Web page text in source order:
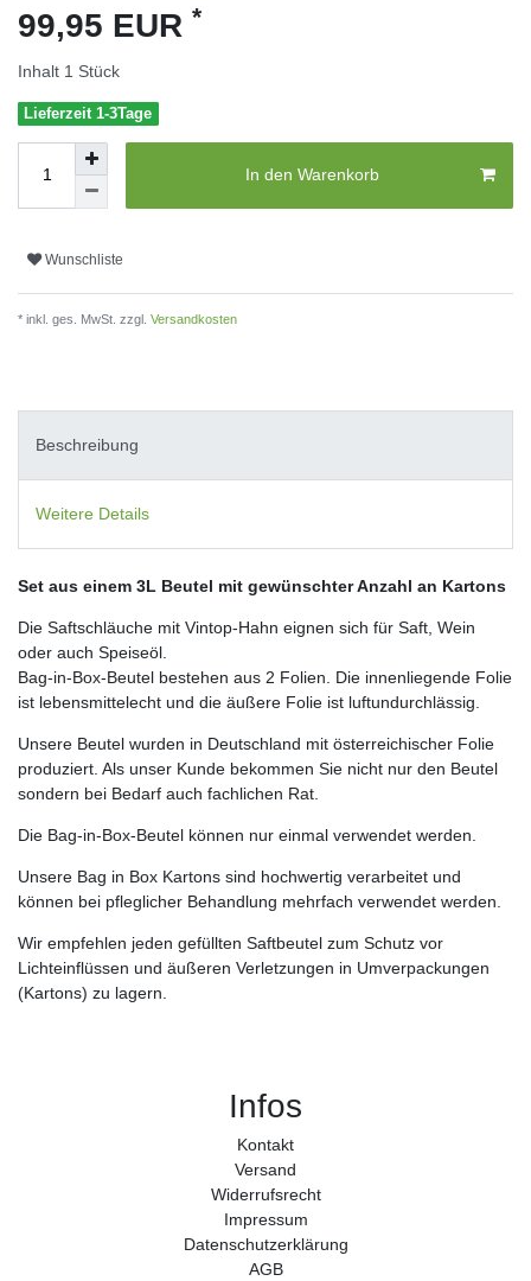
99,95 EUR *
Inhalt 1 Stück
Lieferzeit 1-3Tage
In den Warenkorb
Wunschliste
* inkl. ges. MwSt. zzgl. Versandkosten
Beschreibung
Weitere Details
Set aus einem 3L Beutel mit gewünschter Anzahl an Kartons
Die Saftschläuche mit Vintop-Hahn eignen sich für Saft, Wein
oder auch Speiseöl.
Bag-in-Box-Beutel bestehen aus 2 Folien. Die innenliegende Folie
ist lebensmittelecht und die äußere Folie ist luftundurchlässig.
Unsere Beutel wurden in Deutschland mit österreichischer Folie
produziert. Als unser Kunde bekommen Sie nicht nur den Beutel
sondern bei Bedarf auch fachlichen Rat.
Die Bag-in-Box-Beutel können nur einmal verwendet werden.
Unsere Bag in Box Kartons sind hochwertig verarbeitet und
können bei pfleglicher Behandlung mehrfach verwendet werden.
Wir empfehlen jeden gefüllten Saftbeutel zum Schutz vor
Lichteinflüssen und äußeren Verletzungen in Umverpackungen
(Kartons) zu lagern.
Infos
Kontakt
Versand
Widerrufs­recht
Impressum
Daten­schutz­erklärung
AGB